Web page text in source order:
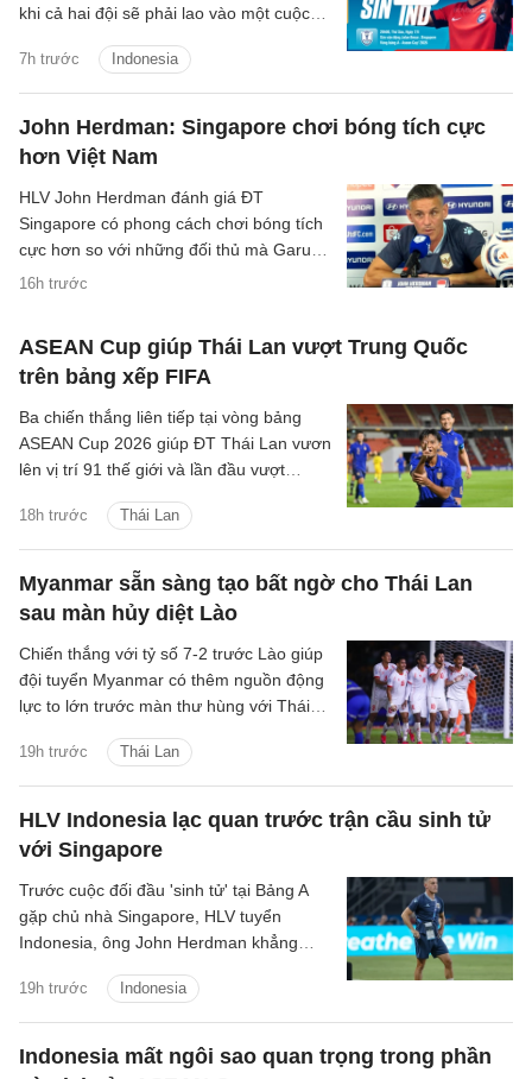
7h trước Indonesia
khi cả hai đội sẽ phải lao vào một cuộc
vào bán kết.
John Herdman: Singapore chơi bóng tích cực
hơn Việt Nam
16h trước
HLV John Herdman đánh giá ĐT
Singapore có phong cách chơi bóng tích
cực hơn so với những đối thủ mà Garuda
đã gặp trước đó.
ASEAN Cup giúp Thái Lan vượt Trung Quốc
trên bảng xếp FIFA
18h trước Thái Lan
Ba chiến thắng liên tiếp tại vòng bảng
ASEAN Cup 2026 giúp ĐT Thái Lan vươn
lên vị trí 91 thế giới và lần đầu vượt
Myanmar sẵn sàng tạo bất ngờ cho Thái Lan
sau màn hủy diệt Lào
19h trước Thái Lan
Chiến thắng với tỷ số 7-2 trước Lào giúp
đội tuyển Myanmar có thêm nguồn động
lực to lớn trước màn thư hùng với Thái
HLV Indonesia lạc quan trước trận cầu sinh tử
với Singapore
19h trước Indonesia
Trước cuộc đối đầu 'sinh tử' tại Bảng A
gặp chủ nhà Singapore, HLV tuyển
Indonesia, ông John Herdman khẳng
giành chiến thắng để giữ vững hy vọng
giành chức vô địch.
Indonesia mất ngôi sao quan trọng trong phần